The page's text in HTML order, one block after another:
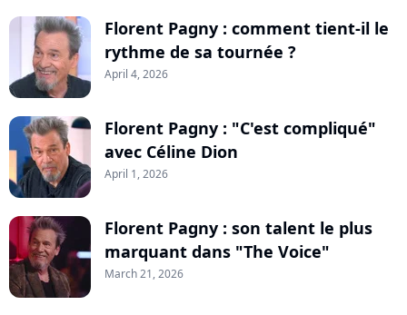
Florent Pagny : comment tient-il le
rythme de sa tournée ?
April 4, 2026
Florent Pagny : "C'est compliqué"
avec Céline Dion
April 1, 2026
Florent Pagny : son talent le plus
marquant dans "The Voice"
March 21, 2026